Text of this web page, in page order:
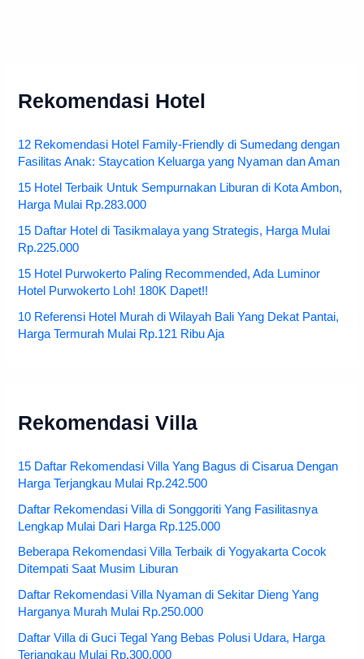
Rekomendasi Hotel
12 Rekomendasi Hotel Family-Friendly di Sumedang dengan
Fasilitas Anak: Staycation Keluarga yang Nyaman dan Aman
15 Hotel Terbaik Untuk Sempurnakan Liburan di Kota Ambon,
Harga Mulai Rp.283.000
15 Daftar Hotel di Tasikmalaya yang Strategis, Harga Mulai
Rp.225.000
15 Hotel Purwokerto Paling Recommended, Ada Luminor
Hotel Purwokerto Loh! 180K Dapet!!
10 Referensi Hotel Murah di Wilayah Bali Yang Dekat Pantai,
Harga Termurah Mulai Rp.121 Ribu Aja
Rekomendasi Villa
15 Daftar Rekomendasi Villa Yang Bagus di Cisarua Dengan
Harga Terjangkau Mulai Rp.242.500
Daftar Rekomendasi Villa di Songgoriti Yang Fasilitasnya
Lengkap Mulai Dari Harga Rp.125.000
Beberapa Rekomendasi Villa Terbaik di Yogyakarta Cocok
Ditempati Saat Musim Liburan
Daftar Rekomendasi Villa Nyaman di Sekitar Dieng Yang
Harganya Murah Mulai Rp.250.000
Daftar Villa di Guci Tegal Yang Bebas Polusi Udara, Harga
Terjangkau Mulai Rp.300.000